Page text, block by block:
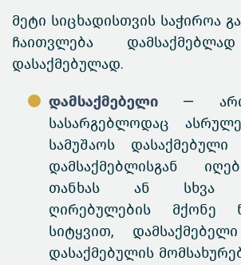
მეტი სიცხადისთვის საჭიროა
ჩაითვლება
დასაქმებულად.
დამსაქმებელი
—
სასარგებლოდაც
სამუშაოს
დამსაქმებლისგან
თანხას ან სხვა
ღირებულების მქონე
სიტყვით,
დასაქმებულის